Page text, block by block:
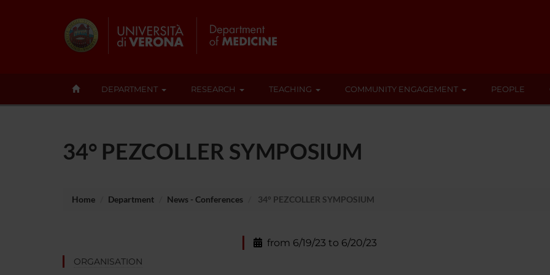
DEPARTMENT RESEARCH TEACHING COMMUNITY ENGAGEMENT PEOPLE
34° PEZCOLLER SYMPOSIUM
Home Department News - Conferences 34° PEZCOLLER SYMPOSIUM
ORGANISATION
from 6/19/23 to 6/20/23